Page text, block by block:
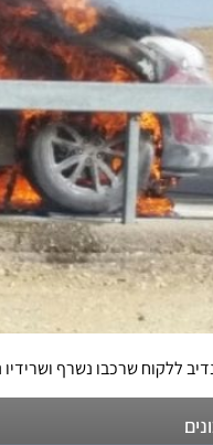
ללקוח שרכבו נשרף